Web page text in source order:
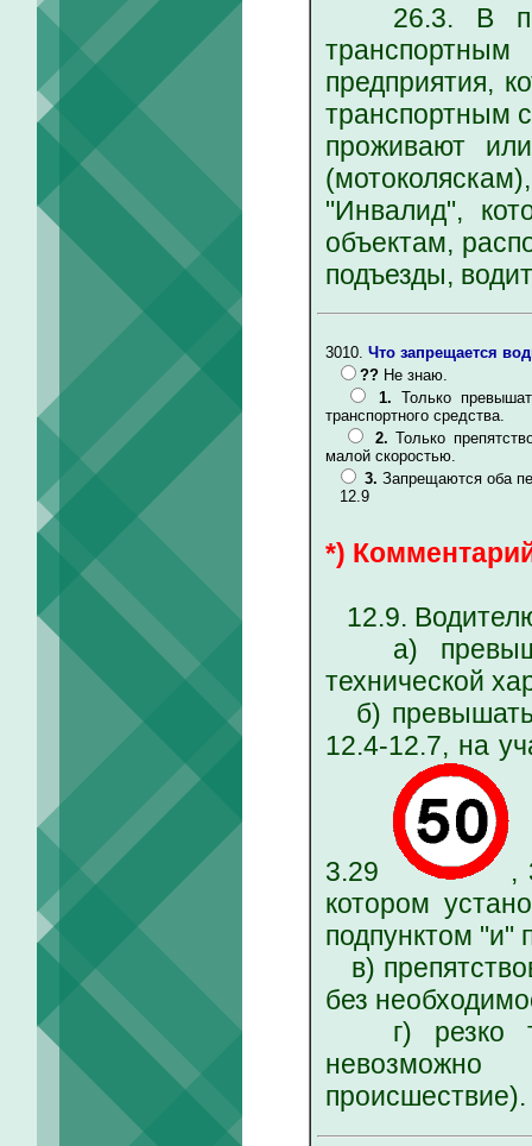
26.3. В
предприятия,
транспортным
проживают
"Инвалид",
объектам,
подъезды,
3010. Что запрещается
?? Не знаю.
1.Только
транспортного средства.
2.Только
малой скоростью.
3. Запрещаются оба
12.9
*)
12.9.
а)
технической
б) превышать
12.4-12.7, на
3.29
,
котором
подпунктом "и"
в)
без
г) резко
невозможно
происшествие).